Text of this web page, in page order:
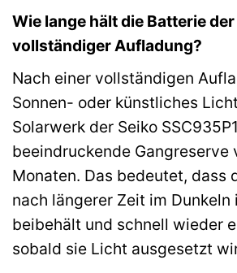
Wie lange hält die Batterie
vollständiger Aufladung?
Nach einer vollständigen
Sonnen- oder künstliches
Solarwerk der Seiko
beeindruckende Gangreserve
Monaten. Das bedeutet, dass
nach längerer Zeit im Dunkeln
beibehält und schnell wieder
sobald sie Licht ausgesetzt